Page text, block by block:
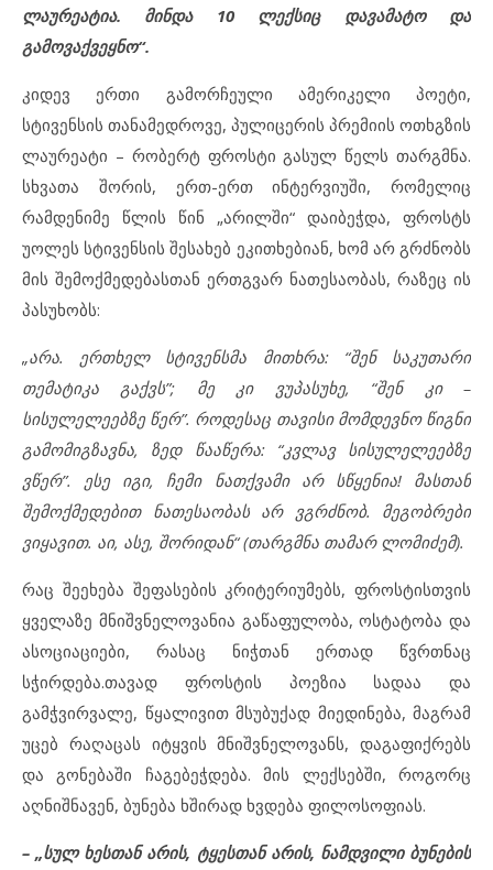
ლაურეატია. მინდა 10 ლექსიც დავამატო და
გამოვაქვეყნო“.
კიდევ ერთი გამორჩეული ამერიკელი პოეტი,
სტივენსის თანამედროვე, პულიცერის პრემიის ოთხგზის
ლაურეატი – რობერტ ფროსტი გასულ წელს თარგმნა.
სხვათა შორის, ერთ-ერთ ინტერვიუში, რომელიც
რამდენიმე წლის წინ „არილში“ დაიბეჭდა, ფროსტს
უოლეს სტივენსის შესახებ ეკითხებიან, ხომ არ გრძნობს
მის შემოქმედებასთან ერთგვარ ნათესაობას, რაზეც ის
პასუხობს:
„არა. ერთხელ სტივენსმა მითხრა: “შენ საკუთარი
თემატიკა გაქვს”; მე კი ვუპასუხე, “შენ კი –
სისულელეებზე წერ”. როდესაც თავისი მომდევნო წიგნი
გამომიგზავნა, ზედ წააწერა: “კვლავ სისულელეებზე
ვწერ”. ესე იგი, ჩემი ნათქვამი არ სწყენია! მასთან
შემოქმედებით ნათესაობას არ ვგრძნობ. მეგობრები
ვიყავით. აი, ასე, შორიდან“ (თარგმნა თამარ ლომიძემ).
რაც შეეხება შეფასების კრიტერიუმებს, ფროსტისთვის
ყველაზე მნიშვნელოვანია გაწაფულობა, ოსტატობა და
ასოციაციები, რასაც ნიჭთან ერთად წვრთნაც
სჭირდება.თავად ფროსტის პოეზია სადაა და
გამჭვირვალე, წყალივით მსუბუქად მიედინება, მაგრამ
უცებ რაღაცას იტყვის მნიშვნელოვანს, დაგაფიქრებს
და გონებაში ჩაგებეჭდება. მის ლექსებში, როგორც
აღნიშნავენ, ბუნება ხშირად ხვდება ფილოსოფიას.
– „სულ ხესთან არის, ტყესთან არის, ნამდვილი ბუნების